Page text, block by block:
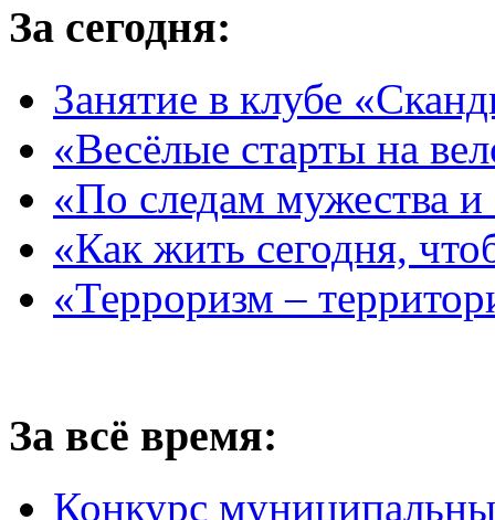
За сегодня:
Занятие в клубе
«Весёлые старты на
«По следам мужества и
«Как жить сегодня,
«Терроризм –
За всё время:
Конкурс